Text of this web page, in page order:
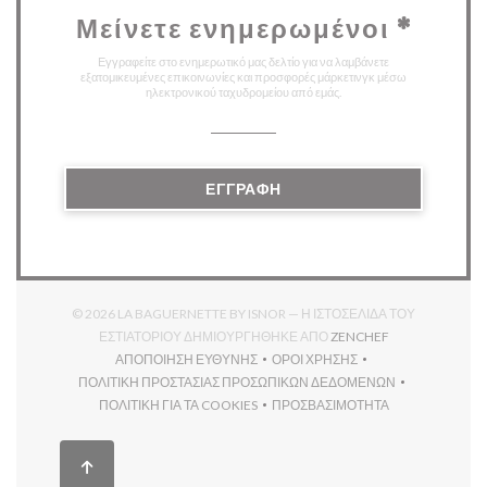
Μείνετε ενημερωμένοι *
Εγγραφείτε στο ενημερωτικό μας δελτίο για να λαμβάνετε
εξατομικευμένες επικοινωνίες και προσφορές μάρκετινγκ μέσω
ηλεκτρονικού ταχυδρομείου από εμάς.
ΕΓΓΡΑΦΉ
© 2026 LA BAGUERNETTE BY ISNOR — Η ΙΣΤΟΣΕΛΊΔΑ ΤΟΥ
ΕΣΤΙΑΤΟΡΊΟΥ ΔΗΜΙΟΥΡΓΉΘΗΚΕ ΑΠΌ ZENCHEF((ΑΝΟΊΓΕΙ ΣΕ
ΑΠΟΠΟΊΗΣΗ ΕΥΘΎΝΗΣ
((ΑΝΟΊΓΕΙ ΣΕ ΝΈΟ ΠΑΡΆΘΥΡΟ))
ΌΡΟΙ ΧΡΉΣΗΣ
((ΑΝΟΊΓΕΙ ΣΕ ΝΈΟ
ΠΟΛΙΤΙΚΉ ΠΡΟΣΤΑΣΊΑΣ ΠΡΟΣΩΠΙΚΏΝ ΔΕΔΟΜΈΝΩΝ
((ΑΝΟΊΓΕΙ ΣΕ ΝΈΟ ΠΑΡΆΘΥΡΟ))
ΠΟΛΙΤΙΚΉ ΓΙΑ ΤΑ COOKIES
((ΑΝΟΊΓΕΙ ΣΕ ΝΈΟ ΠΑΡΆΘΥΡΟ))
ΠΡΟΣΒΑΣΙΜΌΤΗΤΑ
((ΑΝΟΊΓΕΙ ΣΕ ΝΈΟ